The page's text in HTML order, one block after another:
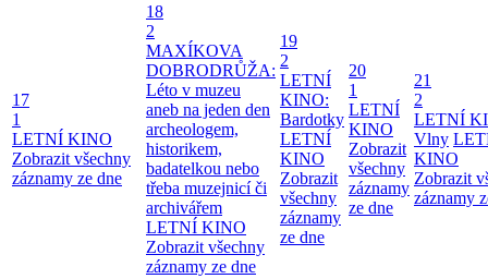
17
1
LETNÍ KINO
Zobrazit všechny
záznamy ze dne
18
2
MAXÍKOVA
DOBRODRŮŽA:
Léto v muzeu
aneb na jeden den
archeologem,
historikem,
badatelkou nebo
třeba muzejnicí či
archivářem
LETNÍ KINO
Zobrazit všechny
záznamy ze dne
19
2
LETNÍ
KINO:
Bardotky
LETNÍ
KINO
Zobrazit
všechny
záznamy
ze dne
20
1
LETNÍ
KINO
Zobrazit
všechny
záznamy
ze dne
21
2
LETNÍ
Vlny
KINO
Zobrazit
záznamy